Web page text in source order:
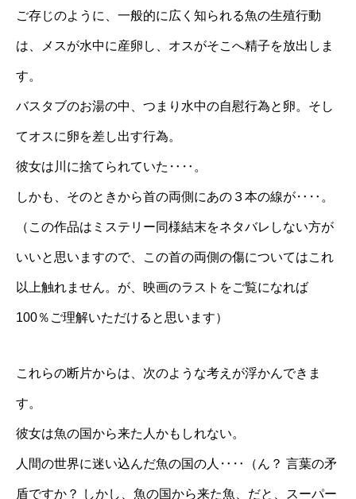
ご存じのように、一般的に広く知られる魚の生殖行動
は、メスが水中に産卵し、オスがそこへ精子を放出しま
す。
バスタブのお湯の中、つまり水中の自慰行為と卵。そし
てオスに卵を差し出す行為。
彼女は川に捨てられていた‥‥。
しかも、そのときから首の両側にあの３本の線が‥‥。
（この作品はミステリー同様結末をネタバレしない方が
いいと思いますので、この首の両側の傷についてはこれ
以上触れません。が、映画のラストをご覧になれば
100％ご理解いただけると思います）
これらの断片からは、次のような考えが浮かんできま
す。
彼女は魚の国から来た人かもしれない。
人間の世界に迷い込んだ魚の国の人‥‥（ん？ 言葉の矛
盾ですか？ しかし、魚の国から来た魚、だと、スーパー